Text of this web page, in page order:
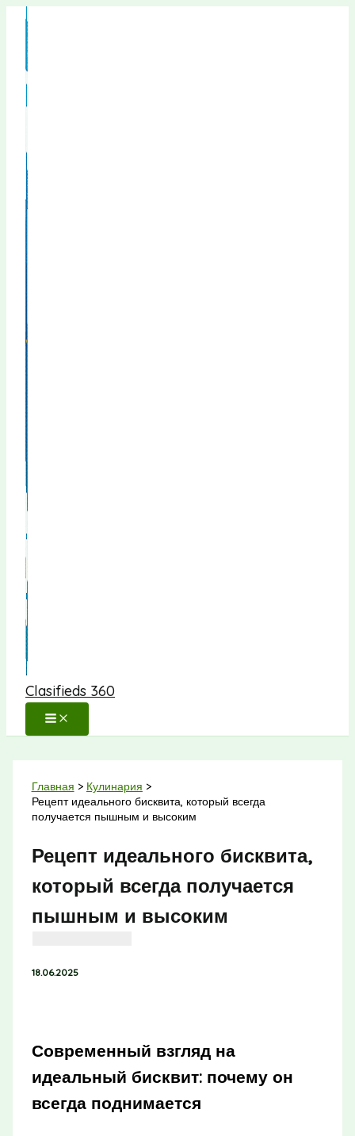
содержимому
Clasifieds 360
Главная
Кулинария
Рецепт идеального бисквита, который всегда
получается пышным и высоким
Рецепт идеального бисквита,
который всегда получается
пышным и высоким
18.06.2025
Современный взгляд на
идеальный бисквит: почему он
всегда поднимается